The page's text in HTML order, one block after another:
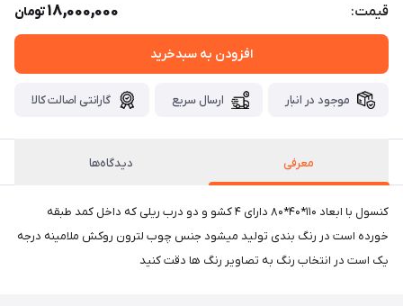
قیمت: 18,000,000تومان
افزودن به سبدخرید
موجود در انبار ارسال سریع گارانتی اصالت کالا
معرفی دیدگاه‌ها
کنسول با ابعاد ۱۱۰*۴۰*۸۰ دارای ۴ کشو و دو درب ریلی که داخل کمد طبقه
خورده است در رنگ بندی تولید میشود جنس چوب لترون روکش ملامینه درجه
یک است در انتخاب رنگ به تصاویر رنگ ها دقت کنید